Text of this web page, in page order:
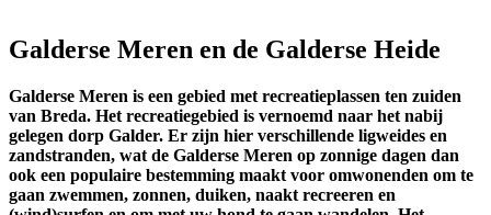
Galderse Meren en de Galderse Heide
Galderse Meren is een gebied met recreatieplassen ten zuiden
van Breda. Het recreatiegebied is vernoemd naar het nabij
gelegen dorp Galder. Er zijn hier verschillende ligweides en
zandstranden, wat de Galderse Meren op zonnige dagen dan
ook een populaire bestemming maakt voor omwonenden om te
gaan zwemmen, zonnen, duiken, naakt recreeren en